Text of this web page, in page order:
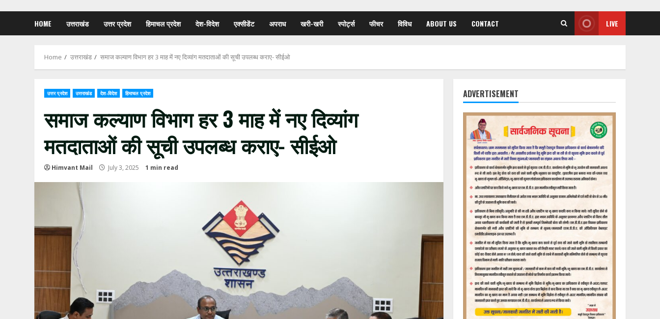
HOME उत्तराखंड उत्तर प्रदेश हिमाचल प्रदेश देश-विदेश एक्सीडेंट अपराध खरी-खरी स्पोर्ट्स फीचर विविध ABOUT US CONTACT LIVE
Home उत्तराखंड समाज कल्याण विभाग हर 3 माह में नए दिव्यांग मतदाताओं की सूची उपलब्ध कराए- सीईओ
उत्तर प्रदेश उत्तराखंड देश-विदेश हिमाचल प्रदेश
समाज कल्याण विभाग हर 3 माह में नए दिव्यांग
मतदाताओं की सूची उपलब्ध कराए- सीईओ
Himvant Mail July 3, 2025 1 min read
ADVERTISEMENT